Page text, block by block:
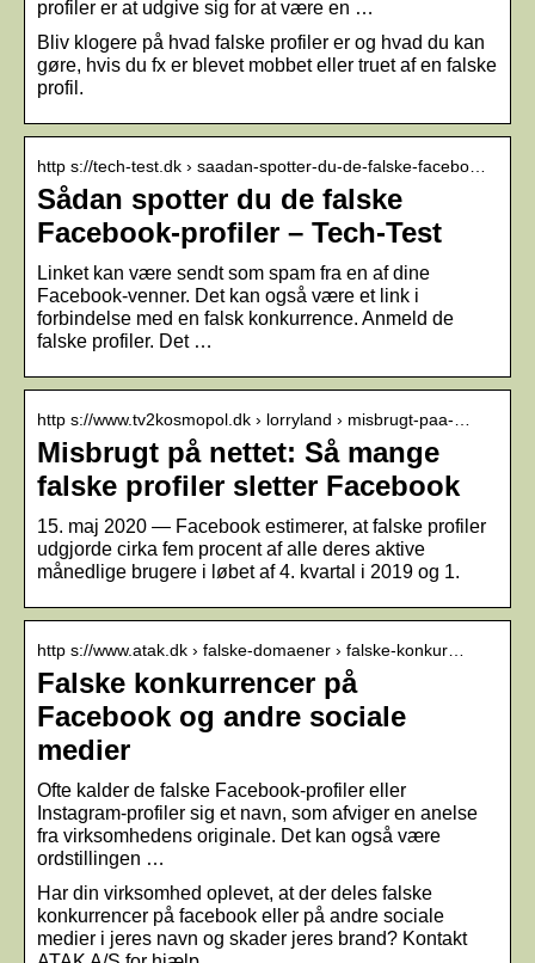
profiler er at udgive sig for at være en …
Bliv klogere på hvad falske profiler er og hvad du kan
gøre, hvis du fx er blevet mobbet eller truet af en falske
profil.
http s://tech-test.dk › saadan-spotter-du-de-falske-facebo…
Sådan spotter du de falske
Facebook-profiler – Tech-Test
Linket kan være sendt som spam fra en af dine
Facebook-venner. Det kan også være et link i
forbindelse med en falsk konkurrence. Anmeld de
falske profiler. Det …
http s://www.tv2kosmopol.dk › lorryland › misbrugt-paa-…
Misbrugt på nettet: Så mange
falske profiler sletter Facebook
15. maj 2020 — Facebook estimerer, at falske profiler
udgjorde cirka fem procent af alle deres aktive
månedlige brugere i løbet af 4. kvartal i 2019 og 1.
http s://www.atak.dk › falske-domaener › falske-konkur…
Falske konkurrencer på
Facebook og andre sociale
medier
Ofte kalder de falske Facebook-profiler eller
Instagram-profiler sig et navn, som afviger en anelse
fra virksomhedens originale. Det kan også være
ordstillingen …
Har din virksomhed oplevet, at der deles falske
konkurrencer på facebook eller på andre sociale
medier i jeres navn og skader jeres brand? Kontakt